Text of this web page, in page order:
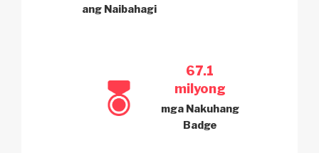
ang Naibahagi
67.1
milyong
mga Nakuhang
Badge